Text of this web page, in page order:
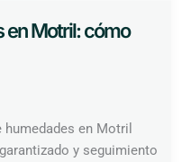
en Motril: cómo
en Motril
y seguimiento